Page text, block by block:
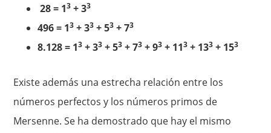
28 = 13 + 33
496 = 13 + 33 + 53 + 73
8.128 = 13 + 33 + 53 + 73 + 93 + 113 + 133 + 153
Existe además una estrecha relación entre los
números perfectos y los números primos de
Mersenne. Se ha demostrado que hay el mismo